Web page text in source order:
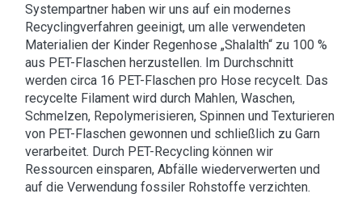
Systempartner haben wir uns auf ein modernes
Recyclingverfahren geeinigt, um alle verwendeten
Materialien der Kinder Regenhose „Shalalth“ zu 100 %
aus PET-Flaschen herzustellen. Im Durchschnitt
werden circa 16 PET-Flaschen pro Hose recycelt. Das
recycelte Filament wird durch Mahlen, Waschen,
Schmelzen, Repolymerisieren, Spinnen und Texturieren
von PET-Flaschen gewonnen und schließlich zu Garn
verarbeitet. Durch PET-Recycling können wir
Ressourcen einsparen, Abfälle wiederverwerten und
auf die Verwendung fossiler Rohstoffe verzichten.